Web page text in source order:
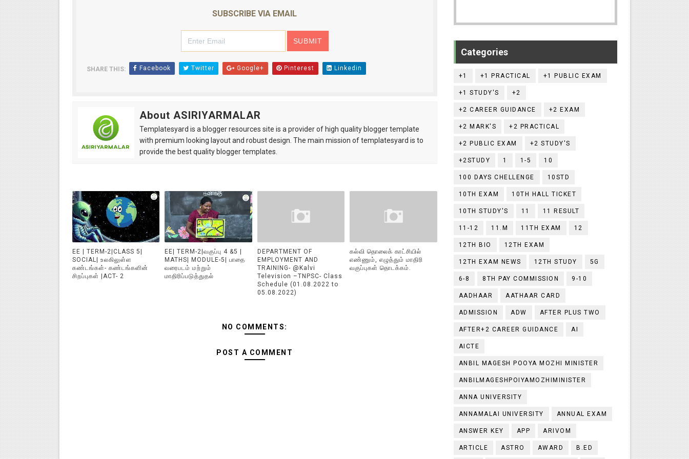
SUBSCRIBE VIA EMAIL
SHARE THIS: Facebook Twitter Google+ Pinterest Linkedin
About ASIRIYARMALAR
Templatesyard is a blogger resources site is a provider of high quality blogger template
with premium looking layout and robust design. The main mission of templatesyard is to
provide the best quality blogger templates.
EE | TERM-2|CLASS 5|
SOCIAL| உலகிலுள்ள
கண்டங்கள்- கண்டங்களின்
சிறப்புகள் |ACT- 2
EE| TERM-2|வகுப்பு 4 &5 |
MATHS| MODULE-5| பாதை
வரைபடம் மற்றும்
மாதிரிப்படுத்துதல்
DEPARTMENT OF
EMPLOYMENT AND
TRAINING- @Kalvi
Television –TNPSC- Class
Schedule (01.08.2022 to
05.08.2022)
கல்வி தொலைக் காட்சியில்
எண்ணும், எழுத்தும் மாதிரி
வகுப்புகள் தொடக்கம்.
NO COMMENTS:
POST A COMMENT
Categories
+1 +1 PRACTICAL +1 PUBLIC EXAM
+1 STUDY'S +2
+2 CAREER GUIDANCE +2 EXAM
+2 MARK'S +2 PRACTICAL
+2 PUBLIC EXAM +2 STUDY'S
+2STUDY 1 1-5 10
100 DAYS CHELLENGE 10STD
10TH EXAM 10TH HALL TICKET
10TH STUDY'S 11 11 RESULT
11-12 11.M 11TH EXAM 12
12TH BIO 12TH EXAM
12TH EXAM NEWS 12TH STUDY 5G
6-8 8TH PAY COMMISSION 9-10
AADHAAR AATHAAR CARD
ADMISSION ADW AFTER PLUS TWO
AFTER+2 CAREER GUIDANCE AI
AICTE
ANBIL MAGESH POOYA MOZHI MINISTER
ANBILMAGESHPOIYAMOZHIMINISTER
ANNA UNIVERSITY
ANNAMALAI UNIVERSITY ANNUAL EXAM
ANSWER KEY APP ARIVOM
ARTICLE ASTRO AWARD B.ED